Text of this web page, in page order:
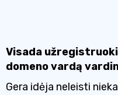
Visada
domeno vardą
Gera idėja neleisti